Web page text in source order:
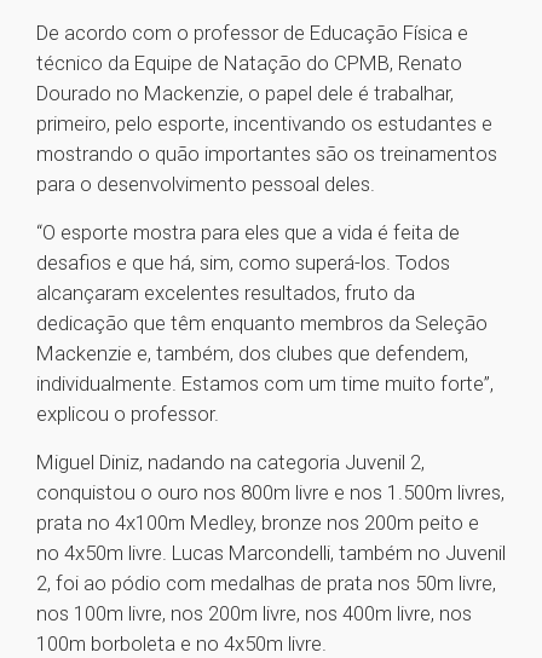
De acordo com o professor de Educação Física e
técnico da Equipe de Natação do CPMB, Renato
Dourado no Mackenzie, o papel dele é trabalhar,
primeiro, pelo esporte, incentivando os estudantes e
mostrando o quão importantes são os treinamentos
para o desenvolvimento pessoal deles.
“O esporte mostra para eles que a vida é feita de
desafios e que há, sim, como superá-los. Todos
alcançaram excelentes resultados, fruto da
dedicação que têm enquanto membros da Seleção
Mackenzie e, também, dos clubes que defendem,
individualmente. Estamos com um time muito forte”,
explicou o professor.
Miguel Diniz, nadando na categoria Juvenil 2,
conquistou o ouro nos 800m livre e nos 1.500m livres,
prata no 4x100m Medley, bronze nos 200m peito e
no 4x50m livre. Lucas Marcondelli, também no Juvenil
2, foi ao pódio com medalhas de prata nos 50m livre,
nos 100m livre, nos 200m livre, nos 400m livre, nos
100m borboleta e no 4x50m livre.